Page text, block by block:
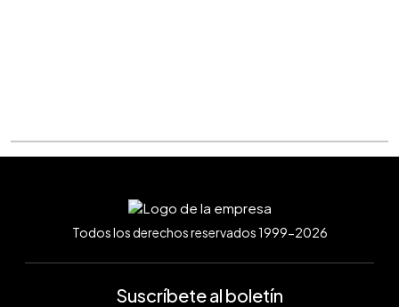
Todos los derechos reservados 1999-2026
Suscríbete al boletín